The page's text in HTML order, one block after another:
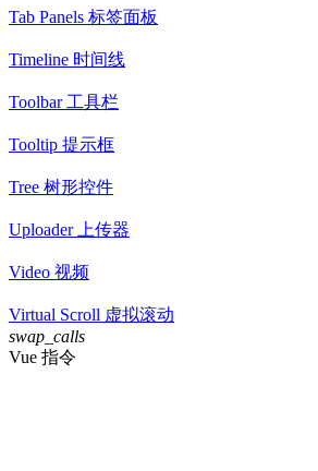
Tab Panels 标签面板
Timeline 时间线
Toolbar 工具栏
Tooltip 提示框
Tree 树形控件
Uploader 上传器
Video 视频
Virtual Scroll 虚拟滚动
swap_calls
Vue 指令